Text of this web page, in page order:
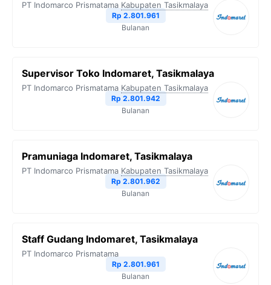
PT Indomarco Prismatama Kabupaten Tasikmalaya
Rp 2.801.961
Bulanan
Supervisor Toko Indomaret, Tasikmalaya
PT Indomarco Prismatama Kabupaten Tasikmalaya
Rp 2.801.942
Bulanan
Pramuniaga Indomaret, Tasikmalaya
PT Indomarco Prismatama Kabupaten Tasikmalaya
Rp 2.801.962
Bulanan
Staff Gudang Indomaret, Tasikmalaya
PT Indomarco Prismatama
Rp 2.801.961
Bulanan